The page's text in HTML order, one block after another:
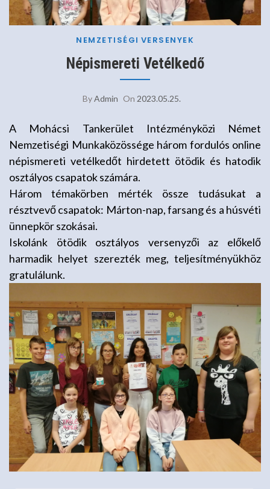
NEMZETISÉGI VERSENYEK
Népismereti Vetélkedő
ByAdmin On 2023.05.25.
A Mohácsi Tankerület Intézményközi Német
Nemzetiségi Munkaközössége három fordulós online
népismereti vetélkedőt hirdetett ötödik és hatodik
osztályos csapatok számára.
Három témakörben mérték össze tudásukat a
résztvevő csapatok: Márton-nap, farsang és a húsvéti
ünnepkör szokásai.
Iskolánk ötödik osztályos versenyzői az előkelő
harmadik helyet szerezték meg, teljesítményükhöz
gratulálunk.